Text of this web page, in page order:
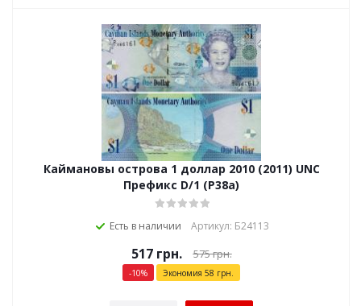
Каймановы острова 1 доллар 2010 (2011) UNC
Префикс D/1 (P38a)
Есть в наличии Артикул: Б24113
517грн. 575грн.
-10% Экономия 58 грн.